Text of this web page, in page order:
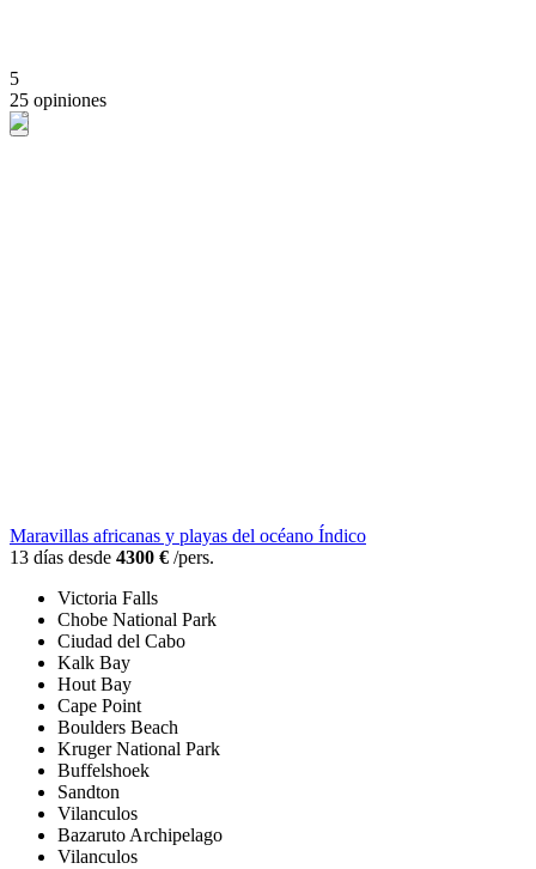
5
25 opiniones
Maravillas africanas y playas del océano Índico
13 días desde 4300 € /pers.
Victoria Falls
Chobe National Park
Ciudad del Cabo
Kalk Bay
Hout Bay
Cape Point
Boulders Beach
Kruger National Park
Buffelshoek
Sandton
Vilanculos
Bazaruto Archipelago
Vilanculos